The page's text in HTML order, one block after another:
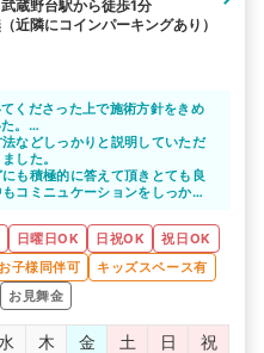
蔵野台駅から徒歩1分
近隣にコインパーキングあり）
くださった上で施術方針をきめ
。
なかった際は、連携している整
さり、おかげさまで精密検査の
かり大変助かりました。
などしっかりと説明していただ
した。
も積極的に答えて頂きとても良
コミニュケーションをしっかり
日曜日OK 日祝OK
祝日OK
お子様同伴可
キッズスペース有
お見舞金
木 金 土 日
祝